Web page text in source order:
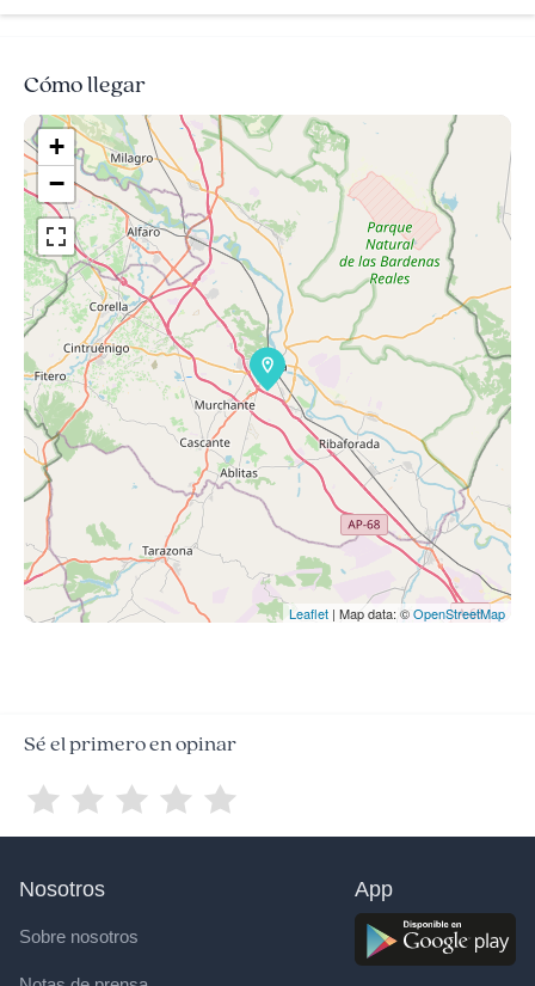
Cómo llegar
+
−
Leaflet | Map data: ©OpenStreetMap
Sé el primero en opinar
Nosotros
Sobre nosotros
App